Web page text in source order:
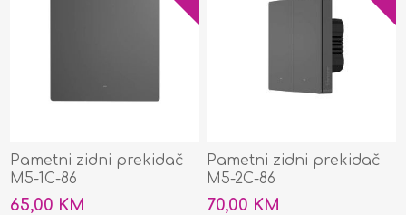
Pametni zidni prekidač
M5-1C-86
65,00 KM
Pametni zidni prekidač
M5-2C-86
70,00 KM